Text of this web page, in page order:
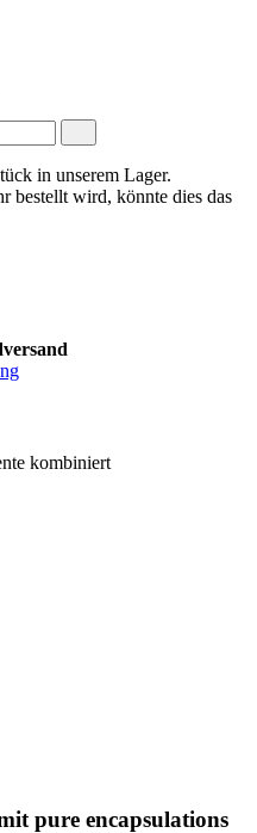
in unserem Lager.
bestellt wird, könnte dies das
kombiniert
pure encapsulations